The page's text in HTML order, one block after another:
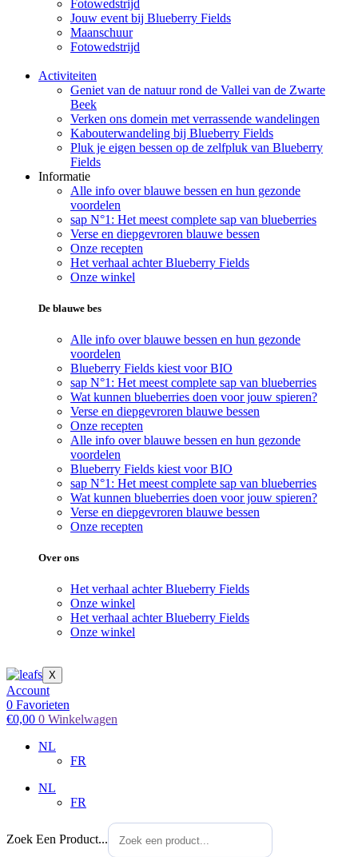
Fotowedstrijd
Jouw event bij Blueberry Fields
Maanschuur
Fotowedstrijd
Activiteiten
Geniet van de natuur rond de Vallei van de Zwarte
Beek
Verken ons domein met verrassende wandelingen
Kabouterwandeling bij Blueberry Fields
Pluk je eigen bessen op de zelfpluk van Blueberry
Fields
Informatie
Alle info over blauwe bessen en hun gezonde
voordelen
sap N°1: Het meest complete sap van blueberries
Verse en diepgevroren blauwe bessen
Onze recepten
Het verhaal achter Blueberry Fields
Onze winkel
De blauwe bes
Alle info over blauwe bessen en hun gezonde
voordelen
Blueberry Fields kiest voor BIO
sap N°1: Het meest complete sap van blueberries
Wat kunnen blueberries doen voor jouw spieren?
Verse en diepgevroren blauwe bessen
Onze recepten
Alle info over blauwe bessen en hun gezonde
voordelen
Blueberry Fields kiest voor BIO
sap N°1: Het meest complete sap van blueberries
Wat kunnen blueberries doen voor jouw spieren?
Verse en diepgevroren blauwe bessen
Onze recepten
Over ons
Het verhaal achter Blueberry Fields
Onze winkel
Het verhaal achter Blueberry Fields
Onze winkel
X
Account
0 Favorieten
€0,00 0 Winkelwagen
NL
FR
NL
FR
Zoek Een Product...